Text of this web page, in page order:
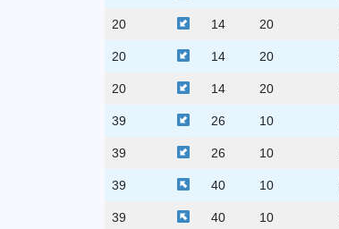
20 14 20
20 14 20
20 14 20
39 26 10
39 26 10
39 40 10
39 40 10